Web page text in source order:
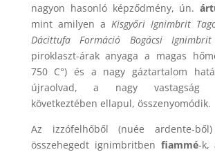
nagyon hasonló képződmény, ún.
mint amilyen a Kisgyőri Ignimbrit
Dácittufa Formáció Bogácsi Ignimbrit
piroklaszt-árak anyaga a magas
750 C°) és a nagy gáztartalom
újraolvad, a nagy vastagság
következtében ellapul, összenyomódik.
Az izzófelhőből (nuée ardente-
összehegedt ignimbritben fiammé-k,